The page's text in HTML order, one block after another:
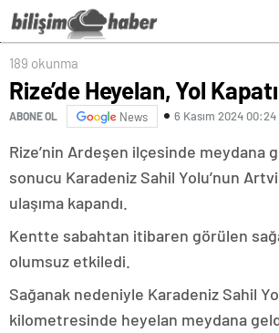
189 okunma
Rize’de Heyelan, Yol
ABONE OL News 6 Kasım 2024 00:24
Rize’nin Ardeşen ilçesinde meydana
sonucu Karadeniz Sahil Yolu’nun
ulaşıma kapandı.
Kentte sabahtan itibaren görülen
olumsuz etkiledi.
Sağanak nedeniyle Karadeniz Sahil
kilometresinde heyelan meydana